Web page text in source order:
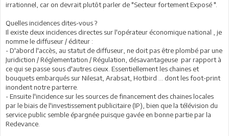
irrationnel, car on devrait plutôt parler de "Secteur fortement Exposé ".
Quelles incidences dites-vous ?
Il existe deux incidences directes sur l'opérateur économique national , je
nomme le diffuseur / éditeur :
- D'abord l'accès, au statut de diffuseur, ne doit pas être plombé par une
Juridiction / Réglementation / Régulation, désavantageuse par rapport à
ce qui se passe sous d'autres cieux. Essentiellement les chaines et
bouquets embarqués sur Nilesat, Arabsat, Hotbird ... dont les foot-print
inondent notre parterre.
- Ensuite l'incidence sur les sources de financement des chaines locales
par le biais de l'investissement publicitaire (IP), bien que la télévision du
service public semble épargnée puisque gavée en bonne partie par la
Redevance.